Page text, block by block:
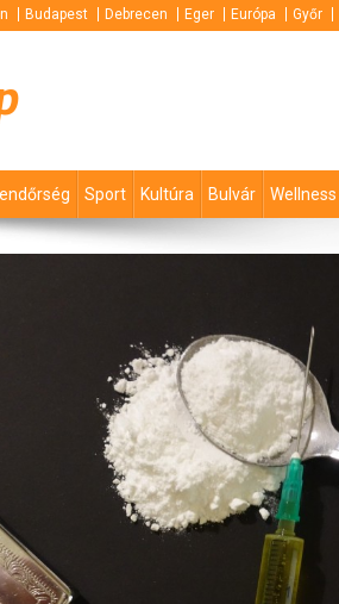
Budapest Debrecen Eger Európa Győr
Sport Kultúra Bulvár Wellness